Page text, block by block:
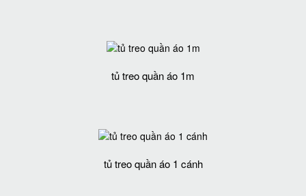
tủ treo quần áo 1m
tủ treo quần áo 1 cánh